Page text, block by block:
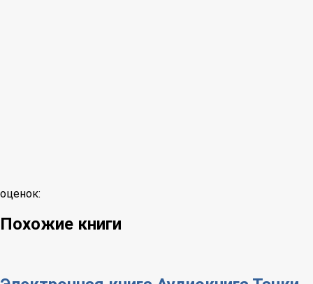
оценок:
Похожие книги